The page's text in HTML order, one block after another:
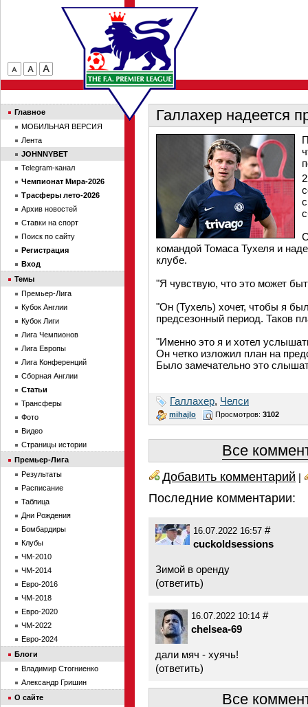
Галлахер надеется
командой Томаса Тухеля и
клубе.
"Я чувствую, что это может
"Он (Тухель) хочет, чтобы я
предсезонный период. Таков
"Именно это я и хотел
Он четко изложил план на
Было замечательно это
Галлахер, Челси
mihajlo Просмотров: 3102
Все
Добавить комментарий |
Последние комментарии:
16.07.2022 16:57 #
cuckoldsessions
Зимой в оренду
(ответить)
16.07.2022 10:14 #
chelsea-69
дали мяч - хуячь!
(ответить)
Все
Главное
МОБИЛЬНАЯ ВЕРСИЯ
Лента
JOHNNYBET
Telegram-канал
Чемпионат Мира-2026
Трасферы лето-2026
Архив новостей
Ставки на спорт
Поиск по сайту
Регистрация
Вход
Темы
Премьер-Лига
Кубок Англии
Кубок Лиги
Лига Чемпионов
Лига Европы
Лига Конференций
Сборная Англии
Статьи
Трансферы
Фото
Видео
Страницы истории
Премьер-Лига
Результаты
Расписание
Таблица
Дни Рождения
Бомбардиры
Клубы
ЧМ-2010
ЧМ-2014
Евро-2016
ЧМ-2018
Евро-2020
ЧМ-2022
Евро-2024
Блоги
Владимир Стогниенко
Александр Гришин
О сайте